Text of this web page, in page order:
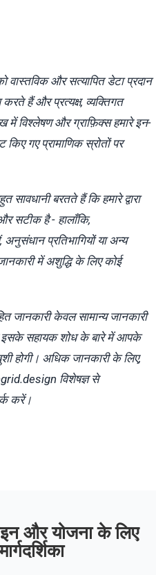
और सत्यापित डेटा प्रदान
हैं और प्रत्यक्ष, व्यक्तिगत
में विश्लेषण और ग्राफ़िक्स हमारे इन-
किए गए प्रामाणिक स्रोतों पर
बरतते हैं कि हमारे द्वारा
सटीक है - हालाँकि,
प्रतिभागियों या अन्य
में अशुद्धि के लिए कोई
जानकारी केवल सामान्य जानकारी
सहायक शोध के बारे में आपके
होगी। अधिक जानकारी के लिए,
विशेषज्ञ से
करें।
और योजना के लिए